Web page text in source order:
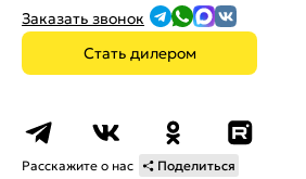
Заказать звонок
Стать дилером
Расскажите о нас Поделиться